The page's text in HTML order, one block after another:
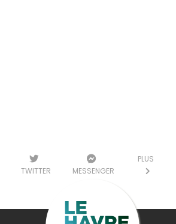
TWITTER MESSENGER
PLUS